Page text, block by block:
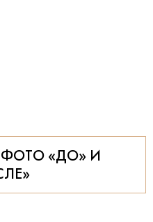
ФОТО «ДО» И